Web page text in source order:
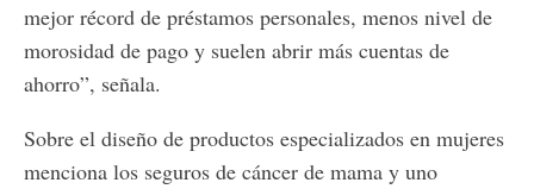
mejor récord de préstamos personales, menos nivel de
morosidad de pago y suelen abrir más cuentas de
ahorro”, señala.
Sobre el diseño de productos especializados en mujeres
menciona los seguros de cáncer de mama y uno